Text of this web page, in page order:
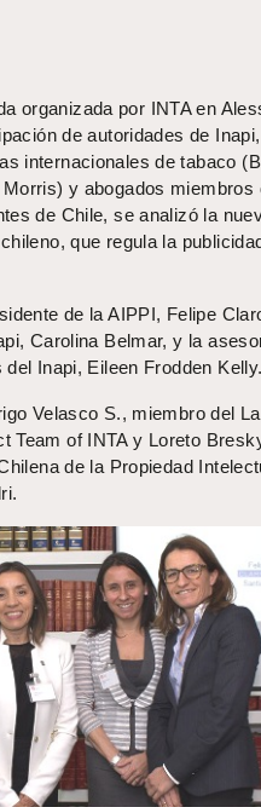
organizada por INTA en
de autoridades de Inapi,
internacionales de tabaco
y abogados miembros
de Chile, se analizó la
que regula la
de la AIPPI, Felipe
Carolina Belmar, y la
Inapi, Eileen Frodden
Velasco S., miembro del
Team of INTA y Loreto
de la Propiedad